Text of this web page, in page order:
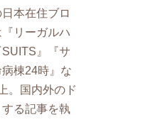
本在住ブロ
リーガルハ
』『サ
棟24時』な
。国内外のド
る記事を執